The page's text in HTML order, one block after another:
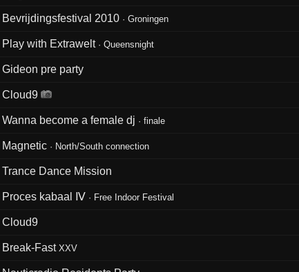
Bevrijdingsfestival 2010 ·Groningen
Play with Extrawelt ·Queensnight
Gideon pre party
Cloud9
Wanna become a female dj ·finale
Magnetic · North/South connection
Trance Dance Mission
Proces kabaal Ⅳ · Free Indoor Festival
Cloud9
Break-FastXXV